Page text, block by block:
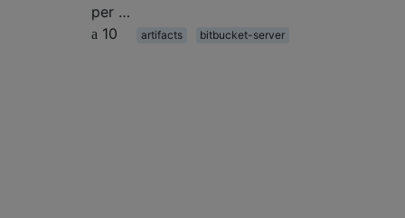
per …
10
artifacts bitbucket-server